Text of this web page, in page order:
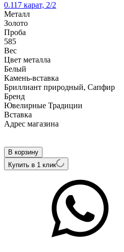
0.117 карат, 2/2
Металл
Золото
Проба
585
Вес
Цвет металла
Белый
Камень-вставка
Бриллиант природный, Сапфир
Бренд
Ювелирные Традиции
Вcтавка
Адрес магазина
В корзину
Купить в 1 клик